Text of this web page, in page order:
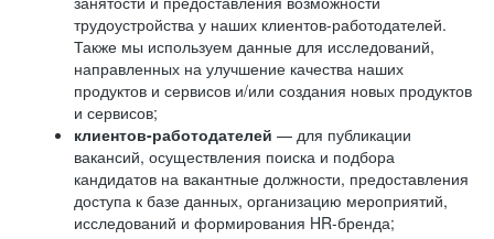
трудоустройства у наших клиентов-работодателей.
Также мы используем данные для исследований,
направленных на улучшение качества наших
продуктов и сервисов и/или создания новых продуктов
и сервисов;
клиентов-работодателей — для публикации
вакансий, осуществления поиска и подбора
кандидатов на вакантные должности, предоставления
доступа к базе данных, организацию мероприятий,
исследований и формирования HR-бренда;